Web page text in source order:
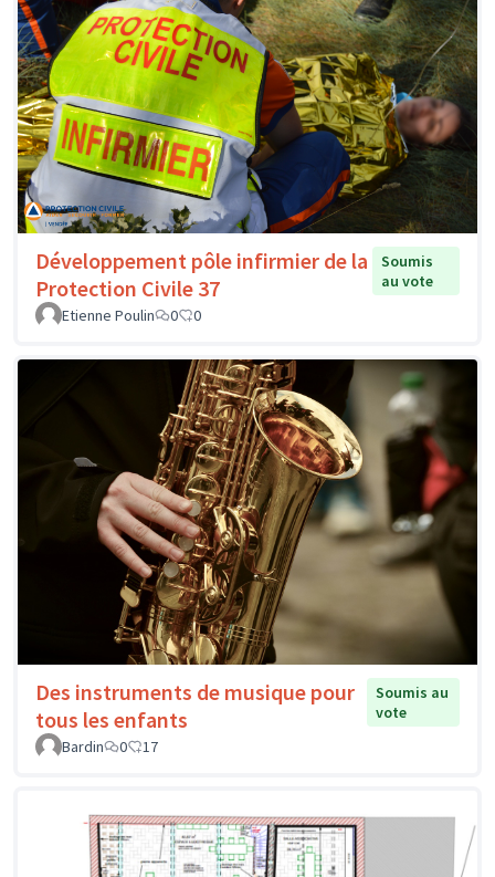
Développement pôle infirmier de la
Protection Civile 37
Soumis
au vote
Etienne Poulin
0 0
Des instruments de musique pour
tous les enfants
Soumis au
vote
Bardin
0 17